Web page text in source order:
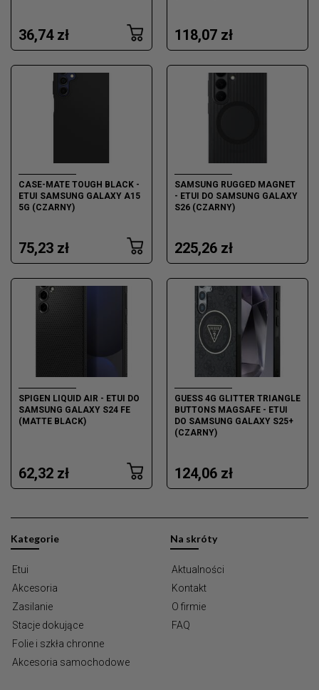
36,74 zł 118,07 zł
CASE-MATE TOUGH BLACK -
ETUI SAMSUNG GALAXY A15
5G (CZARNY)
75,23 zł
SAMSUNG RUGGED MAGNET
- ETUI DO SAMSUNG GALAXY
S26 (CZARNY)
225,26 zł
SPIGEN LIQUID AIR - ETUI DO
SAMSUNG GALAXY S24 FE
(MATTE BLACK)
62,32 zł
GUESS 4G GLITTER TRIANGLE
BUTTONS MAGSAFE - ETUI
DO SAMSUNG GALAXY S25+
(CZARNY)
124,06 zł
Kategorie
Etui
Akcesoria
Zasilanie
Stacje dokujące
Folie i szkła chronne
Akcesoria samochodowe
Na skróty
Aktualności
Kontakt
O firmie
FAQ